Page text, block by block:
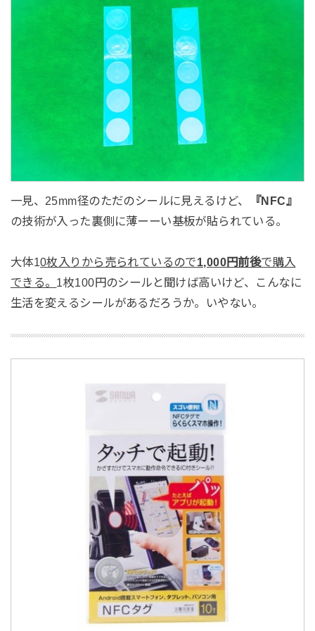
一見、25mm径のただのシールに見えるけど、
『NFC』
の技術が入った裏側に薄ーーい基板が貼られている。
大体10枚入りから売られているので1,000円前後で購入
できる。 1枚100円のシールと聞けば高いけど、こんなに
生活を変えるシールがあるだろうか。いやない。